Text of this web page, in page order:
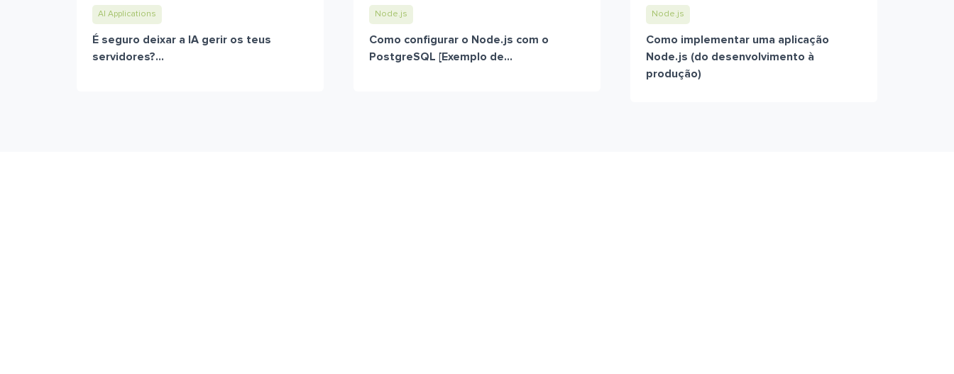
AI Applications
É seguro deixar a IA gerir os teus
servidores?...
Node.js
Como configurar o Node.js com o
PostgreSQL [Exemplo de...
Node.js
Como implementar uma aplicação
Node.js (do desenvolvimento à
produção)